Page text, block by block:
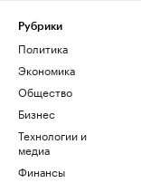
Рубрики
Политика
Экономика
Общество
Бизнес
Технологии и
медиа
Финансы